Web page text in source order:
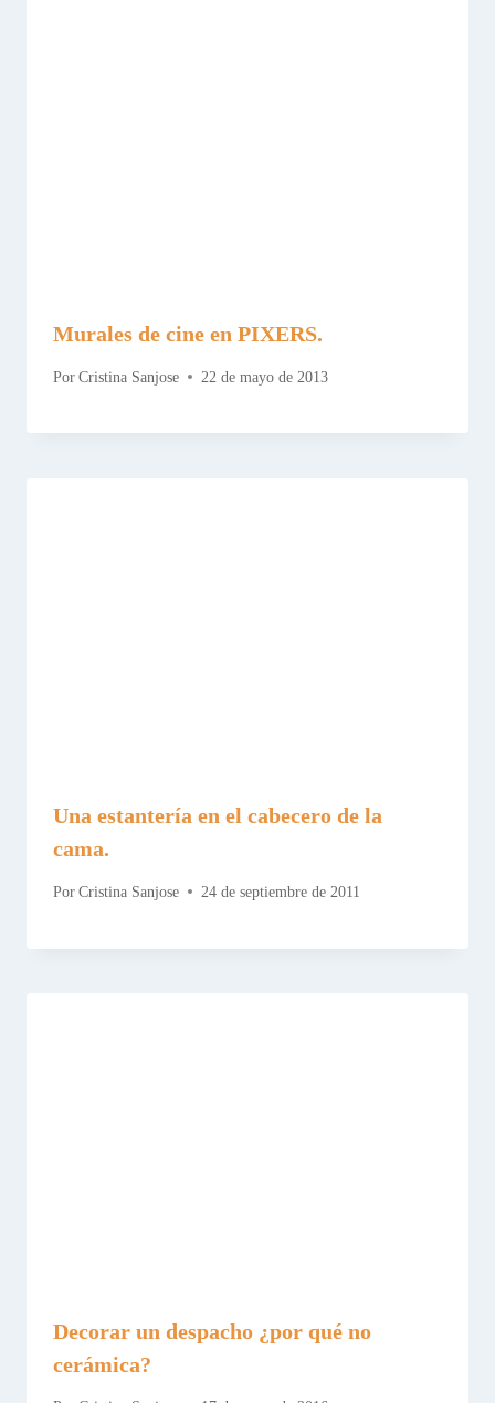
Murales de cine en PIXERS.
Por Cristina Sanjose 22 de mayo de 2013
Una estantería en el cabecero de la
cama.
Por Cristina Sanjose 24 de septiembre de 2011
Decorar un despacho ¿por qué no
cerámica?